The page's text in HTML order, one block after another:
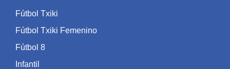
Fútbol Txiki
Fútbol Txiki Femenino
Fútbol 8
Infantil